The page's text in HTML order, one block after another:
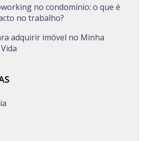
no condomínio: o que é
no trabalho?
adquirir imóvel no Minha